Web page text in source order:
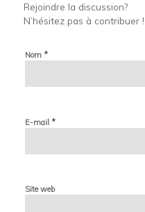
Rejoindre la discussion?
N’hésitez pas à contribuer !
Nom *
E-mail *
Site web